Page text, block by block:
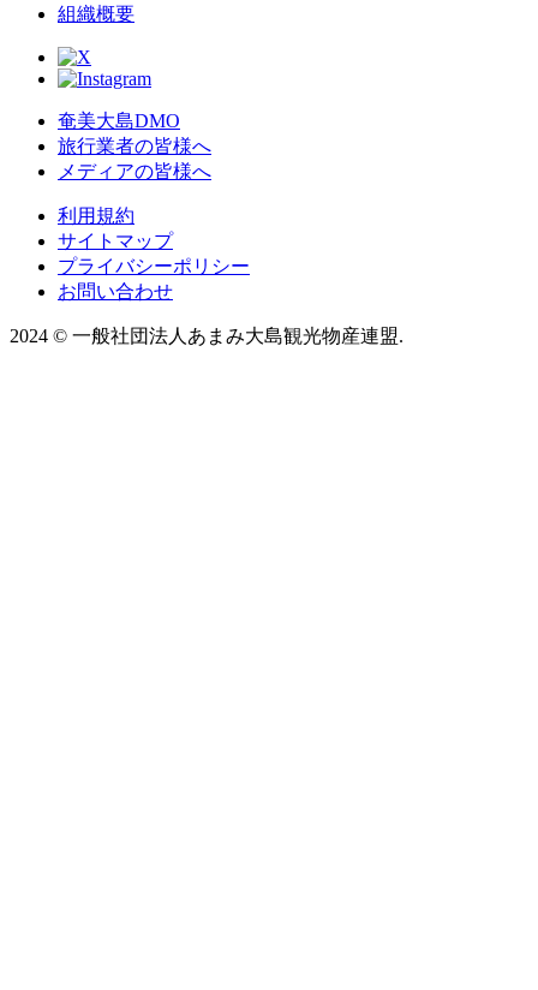
組織概要
奄美大島DMO
旅行業者の皆様へ
メディアの皆様へ
利用規約
サイトマップ
プライバシーポリシー
お問い合わせ
2024 © 一般社団法人あまみ大島観光物産連盟.